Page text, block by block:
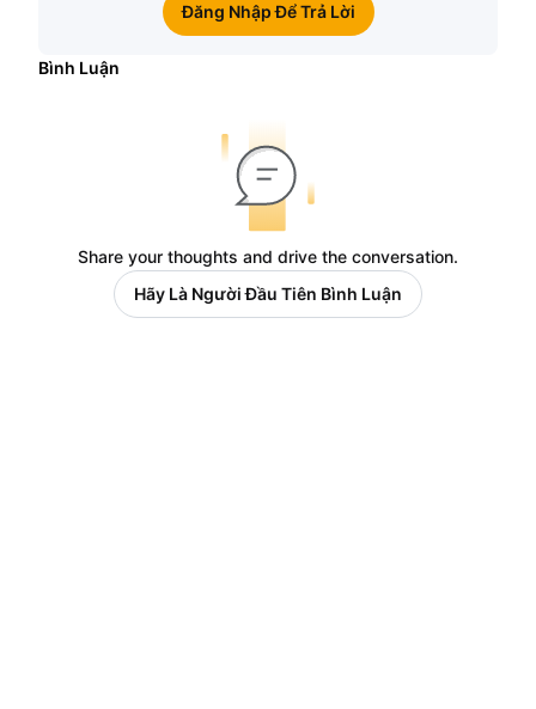
Đăng Nhập Để Trả Lời
Bình Luận
Share your thoughts and drive the conversation.
Hãy Là Người Đầu Tiên Bình Luận